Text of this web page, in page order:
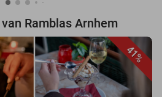
Ramblas Arnhem
41%